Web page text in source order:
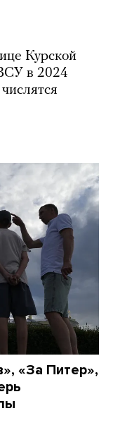
Курской
в 2024
«За Питер»,